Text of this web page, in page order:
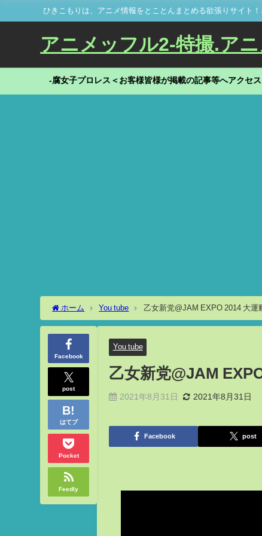
ひきこもりは、アニメ情報をとことんまとめる欲張りサイト
アニメッフル2-特撮.ア
-腐女子プロレス＜お客様皆様が掲載の記事等へアクセ
ホーム You tube 乙女新党@JAM EXPO 2014 大運
Facebook
post
はてブ
Pocket
Feedly
You tube
乙女新党@JAM
2021年8月31日 2021年8月31日
Facebook post